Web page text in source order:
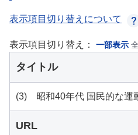
表示項目切り替えについて
表示項目切り替え： 一部表示
タイトル
(3) 昭和40年代 国民的な運
URL